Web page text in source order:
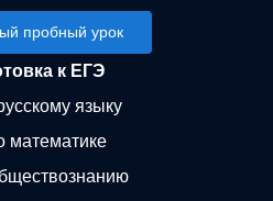
пробный урок
к ЕГЭ
языку
математике